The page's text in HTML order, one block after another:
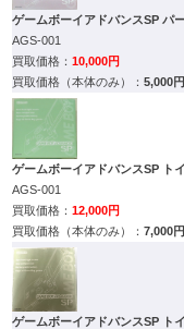
ゲームボーイアドバンスSP パ
AGS-001
10,000円
5,000円
ゲームボーイアドバンスSP ト
AGS-001
12,000円
7,000円
ゲームボーイアドバンスSP ト